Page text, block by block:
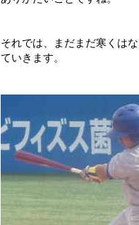
それでは、まだまだ寒くは
ていきます。